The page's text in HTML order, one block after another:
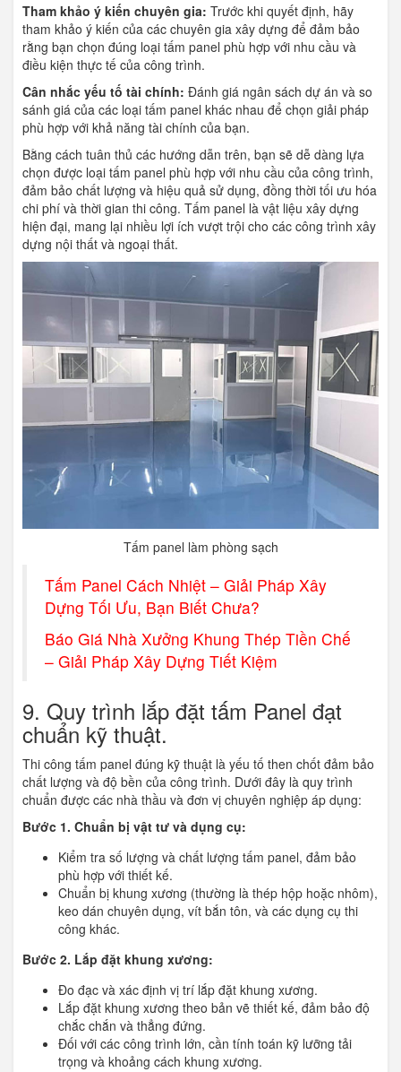
Tham khảo ý kiến chuyên gia: Trước khi quyết định, hãy
tham khảo ý kiến của các chuyên gia xây dựng để đảm bảo
rằng bạn chọn đúng loại tấm panel phù hợp với nhu cầu và
điều kiện thực tế của công trình.
Cân nhắc yếu tố tài chính: Đánh giá ngân sách dự án và so
sánh giá của các loại tấm panel khác nhau để chọn giải pháp
phù hợp với khả năng tài chính của bạn.
Bằng cách tuân thủ các hướng dẫn trên, bạn sẽ dễ dàng lựa
chọn được loại tấm panel phù hợp với nhu cầu của công trình,
đảm bảo chất lượng và hiệu quả sử dụng, đồng thời tối ưu hóa
chi phí và thời gian thi công. Tấm panel là vật liệu xây dựng
hiện đại, mang lại nhiều lợi ích vượt trội cho các công trình xây
dựng nội thất và ngoại thất.
Tấm panel làm phòng sạch
Tấm Panel Cách Nhiệt – Giải Pháp Xây
Dựng Tối Ưu, Bạn Biết Chưa?
Báo Giá Nhà Xưởng Khung Thép Tiền Chế
– Giải Pháp Xây Dựng Tiết Kiệm
9. Quy trình lắp đặt tấm Panel đạt
chuẩn kỹ thuật.
Thi công tấm panel đúng kỹ thuật là yếu tố then chốt đảm bảo
chất lượng và độ bền của công trình. Dưới đây là quy trình
chuẩn được các nhà thầu và đơn vị chuyên nghiệp áp dụng:
Bước 1. Chuẩn bị vật tư và dụng cụ:
Kiểm tra số lượng và chất lượng tấm panel, đảm bảo
phù hợp với thiết kế.
Chuẩn bị khung xương (thường là thép hộp hoặc nhôm),
keo dán chuyên dụng, vít bắn tôn, và các dụng cụ thi
công khác.
Bước 2. Lắp đặt khung xương:
Đo đạc và xác định vị trí lắp đặt khung xương.
Lắp đặt khung xương theo bản vẽ thiết kế, đảm bảo độ
chắc chắn và thẳng đứng.
Đối với các công trình lớn, cần tính toán kỹ lưỡng tải
trọng và khoảng cách khung xương.